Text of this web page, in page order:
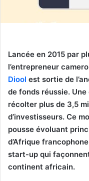
Lancée en 2015 par
l’entrepreneur
Diool est sortie de
de fonds réussie.
récolter plus de 3,5
d’investisseurs. Ce
pousse évoluant
d’Afrique
start-up qui
continent africain.